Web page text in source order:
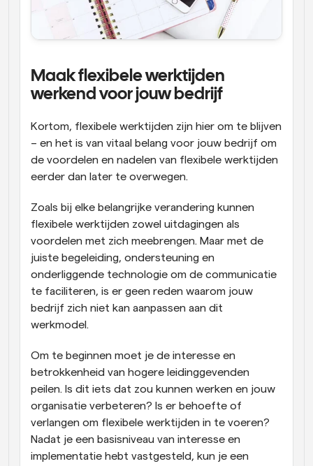
Maak flexibele werktijden
werkend voor jouw bedrijf
Kortom, flexibele werktijden zijn hier om te blijven
– en het is van vitaal belang voor jouw bedrijf om
de voordelen en nadelen van flexibele werktijden
eerder dan later te overwegen.
Zoals bij elke belangrijke verandering kunnen
flexibele werktijden zowel uitdagingen als
voordelen met zich meebrengen. Maar met de
juiste begeleiding, ondersteuning en
onderliggende technologie om de communicatie
te faciliteren, is er geen reden waarom jouw
bedrijf zich niet kan aanpassen aan dit
werkmodel.
Om te beginnen moet je de interesse en
betrokkenheid van hogere leidinggevenden
peilen. Is dit iets dat zou kunnen werken en jouw
organisatie verbeteren? Is er behoefte of
verlangen om flexibele werktijden in te voeren?
Nadat je een basisniveau van interesse en
implementatie hebt vastgesteld, kun je een